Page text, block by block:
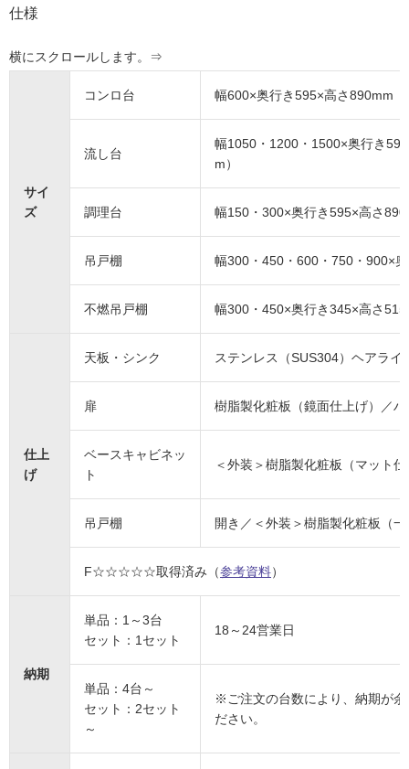
仕様
サイ
ズ
コンロ台 幅600×奥行き595×高さ890mm
流し台
幅1050・1200・1500×奥行き
m）
調理台 幅150・300×奥行き595×高さ
吊戸棚 幅300・450・600・750・900×
不燃吊戸棚 幅300・450×奥行き345×高さ
仕上
げ
天板・シンク ステンレス（SUS304）ヘアライ
扉 樹脂製化粧板（鏡面仕上げ）／
ベースキャビネッ
ト
＜外装＞樹脂製化粧板（マット
吊戸棚 開き／＜外装＞樹脂製化粧板（
F☆☆☆☆☆取得済み（参考資料）
納期
単品：1～3台
セット：1セット
18～24営業日
単品：4台～
セット：2セット
～
※ご注文の台数により、納期が
ださい。